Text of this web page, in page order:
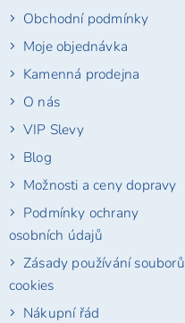
Obchodní podmínky
Moje objednávka
Kamenná prodejna
O nás
VIP Slevy
Blog
Možnosti a ceny dopravy
Podmínky ochrany
osobních údajů
Zásady používání souborů
cookies
Nákupní řád